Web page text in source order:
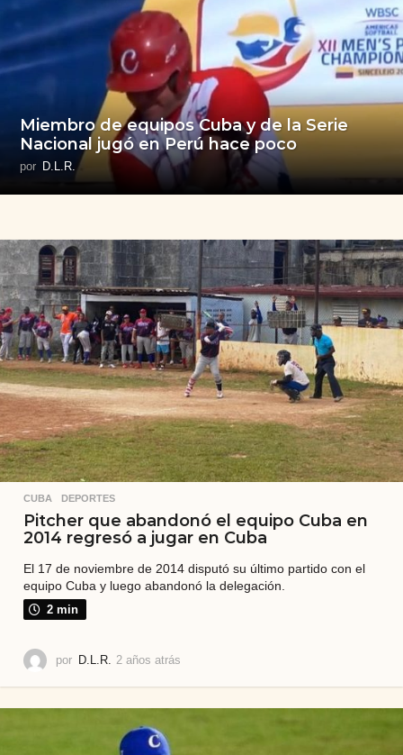
Miembro de equipos Cuba y de la Serie
Nacional jugó en Perú hace poco
por D.L.R.
CUBA ,DEPORTES
Pitcher que abandonó el equipo Cuba en
2014 regresó a jugar en Cuba
El 17 de noviembre de 2014 disputó su último partido con el
equipo Cuba y luego abandonó la delegación.
2 min
por D.L.R. 2 años atrás
o